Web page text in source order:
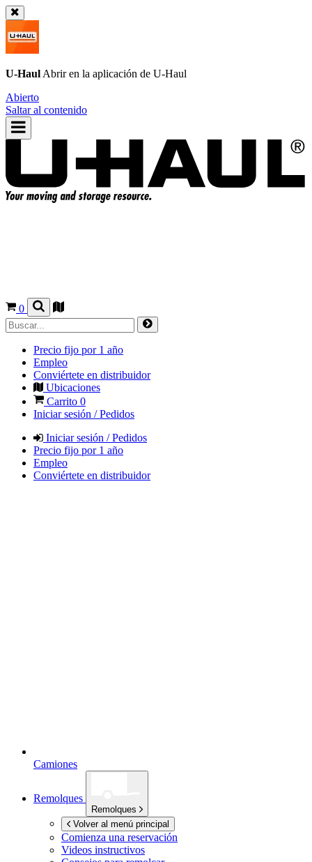
U-Haul Abrir en la aplicación de U-Haul
Abierto
Saltar al contenido
0
Precio fijo por 1 año
Empleo
Conviértete en distribuidor
Ubicaciones
Carrito 0
Iniciar sesión / Pedidos
Iniciar sesión / Pedidos
Precio fijo por 1 año
Empleo
Conviértete en distribuidor
Camiones
Remolques
Remolques
Volver al menú principal
Comienza una reservación
Videos instructivos